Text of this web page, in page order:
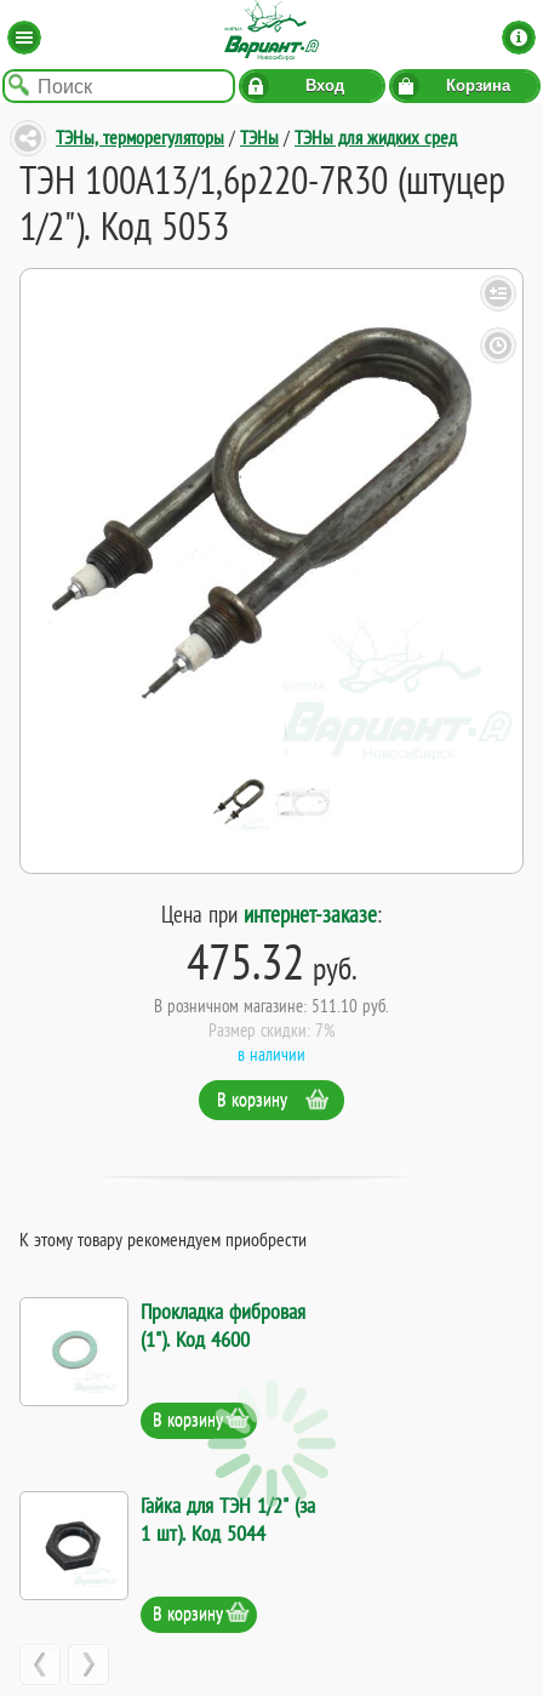
Вход Корзина
ТЭНы, терморегуляторы / ТЭНы / ТЭНы для жидких сред
ТЭН 100А13/1,6р220-7R30 (штуцер
1/2"). Код 5053
Цена при интернет-заказе:
475.32 руб.
В розничном магазине: 511.10 руб.
Размер скидки: 7%
в наличии
В корзину
К этому товару рекомендуем приобрести
Прокладка фибровая
(1"). Код 4600
В корзину
Гайка для ТЭН 1/2" (за
1 шт). Код 5044
В корзину